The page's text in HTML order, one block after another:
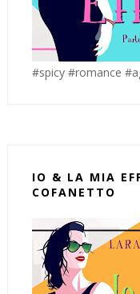
#spicy #romance
IO & LA MIA
COFANETTO